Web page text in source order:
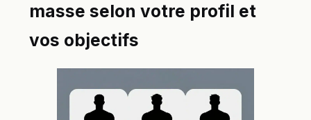
masse selon votre profil et
vos objectifs